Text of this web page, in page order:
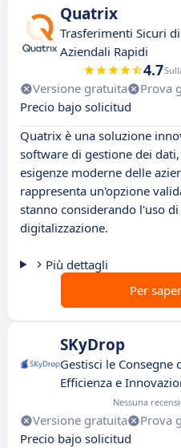
Quatrix
Trasferimenti Sicuri
Aziendali Rapidi
4.7
Versione gratuita Prova
Precio bajo solicitud
Quatrix è una soluzione
software di gestione dei
esigenze moderne delle
rappresenta un'opzione
stanno considerando l'uso
digitalizzazione.
Più dettagli
Per
SKyDrop
Gestisci le Consegne
Efficienza e
Nessuna
Versione gratuita Prova
Precio bajo solicitud